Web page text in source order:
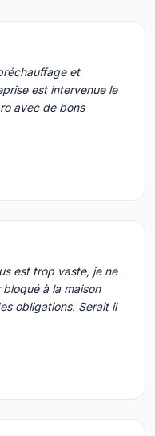
et
est intervenue le
avec de bons
est trop vaste, je ne
à la maison
obligations. Serait il